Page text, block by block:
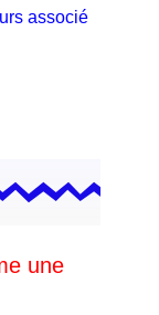
associé
une